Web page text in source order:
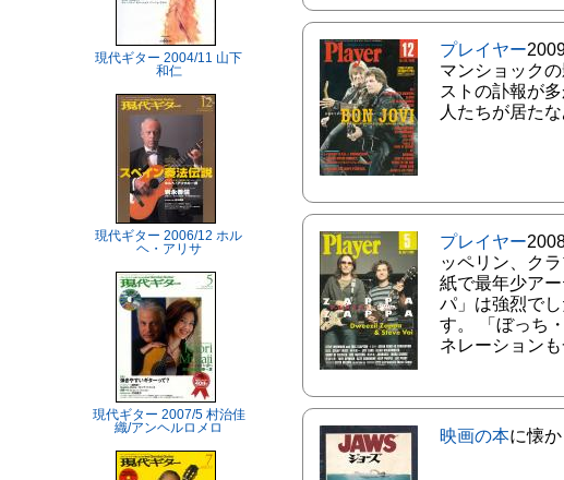
現代ギター 2004/11 山下
和仁
現代ギター 2006/12 ホル
ヘ・アリサ
現代ギター 2007/5 村治佳
織/アンヘルロメロ
プレイヤー
マンショック
ストの訃報が
人たちが居た
プレイヤー
ッペリン、ク
紙で最年少ア
パ」は強烈で
す。 「ぼっち
ネレーション
映画の本に懐